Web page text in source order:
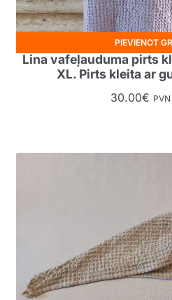
Lina vafeļauduma pirts
XL. Pirts kleita ar
30.00€
PIEVIENOT